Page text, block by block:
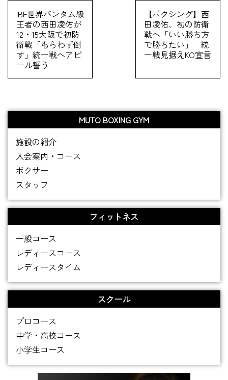
IBF世界バンタム級
王者の西田凌佑が
12・15大阪で初防
衛戦「もらわず倒
す」統一戦へアピ
ール誓う
【ボクシング】西
田凌佑、初の防衛
戦へ「いい勝ち方
で勝ちたい」 統
一戦見据えKO宣言
MUTO BOXING GYM
施設の紹介
入会案内・コース
ボクサー
スタッフ
フィットネス
一般コース
レディースコース
レディースタイム
スクール
プロコース
中学・高校コース
小学生コース